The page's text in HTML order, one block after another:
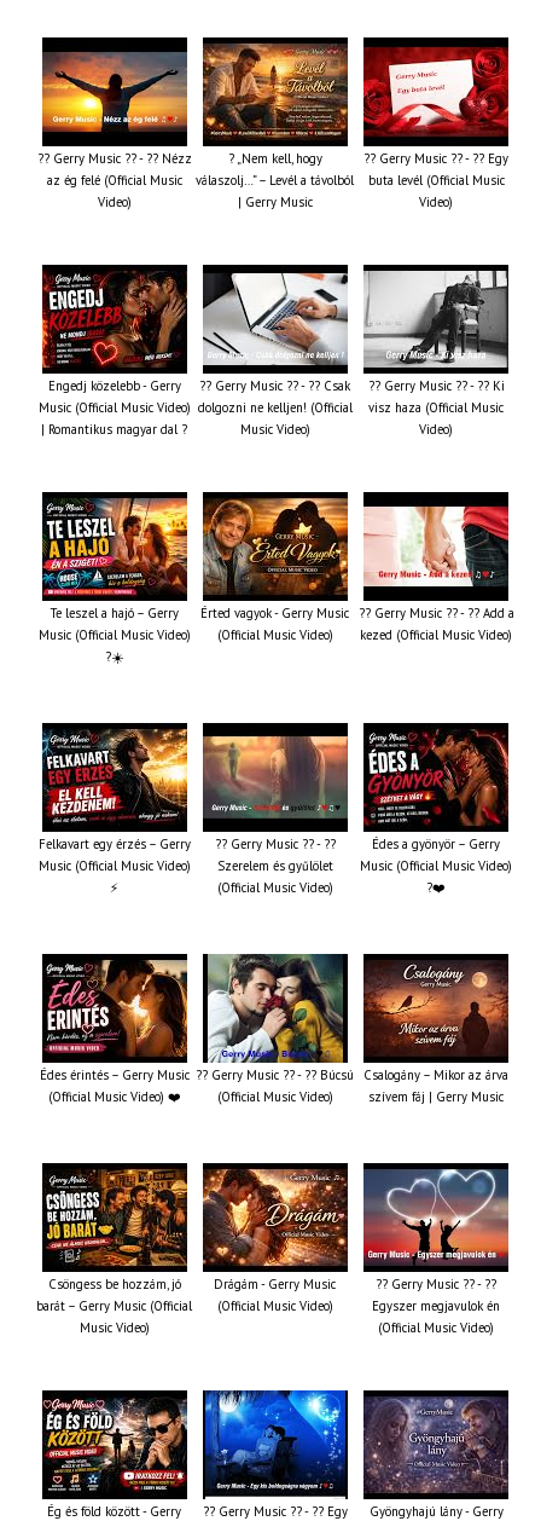
?? Gerry Music ?? - ?? Nézz
az ég felé (Official Music
Video)
? „Nem kell, hogy
válaszolj…” – Levél a távolból
| Gerry Music
?? Gerry Music ?? - ?? Egy
buta levél (Official Music
Video)
Engedj közelebb - Gerry
Music (Official Music Video)
| Romantikus magyar dal ?
?? Gerry Music ?? - ?? Csak
dolgozni ne kelljen! (Official
Music Video)
?? Gerry Music ?? - ?? Ki
visz haza (Official Music
Video)
Te leszel a hajó – Gerry
Music (Official Music Video)
?☀️
Érted vagyok - Gerry Music
(Official Music Video)
?? Gerry Music ?? - ?? Add a
kezed (Official Music Video)
Felkavart egy érzés – Gerry
Music (Official Music Video)
⚡
?? Gerry Music ?? - ??
Szerelem és gyűlölet
(Official Music Video)
Édes a gyönyör – Gerry
Music (Official Music Video)
?❤️
Édes érintés – Gerry Music
(Official Music Video) ❤️
?? Gerry Music ?? - ?? Búcsú
(Official Music Video)
Csalogány – Mikor az árva
szívem fáj | Gerry Music
Csöngess be hozzám, jó
barát – Gerry Music (Official
Music Video)
Drágám - Gerry Music
(Official Music Video)
?? Gerry Music ?? - ??
Egyszer megjavulok én
(Official Music Video)
Ég és föld között - Gerry
?? Gerry Music ?? - ?? Egy
Gyöngyhajú lány - Gerry